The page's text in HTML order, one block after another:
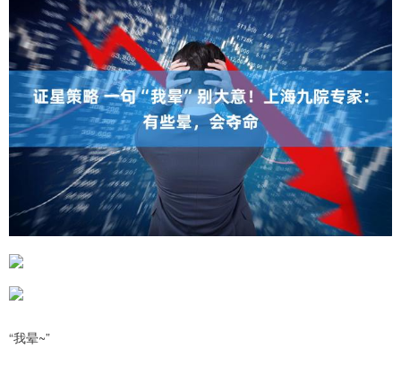
“我晕~”